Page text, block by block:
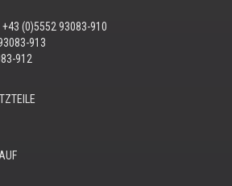
+43 (0)5552 93083-910
913
912